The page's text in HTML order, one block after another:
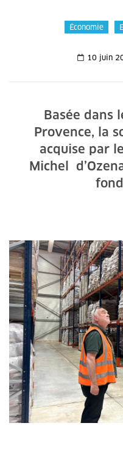
Économie
10 juin
Basée dans
Provence, la
acquise par
Michel